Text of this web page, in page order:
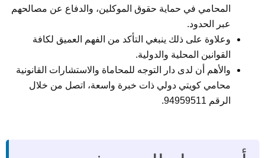
المحامي في حماية حقوق الموكلين، والدفاع عن مصالحهم
عبر الحدود.
وعلاوة على ذلك ينبغي التأكد من الفهم العميق لكافة
القوانين المحلية والدولية.
والأهم أن لدى دار التوجه للمحاماة والاستشارات القانونية
محامي كويتي دولي ذات خبرة واسعة، اتصل من خلال
الرقم 94959511.